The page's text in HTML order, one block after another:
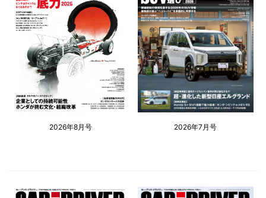
2026年8月号 2026年7月号